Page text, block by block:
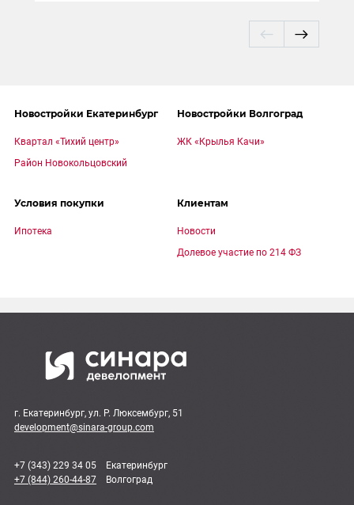
Новостройки Екатеринбург
Квартал «Тихий центр»
Район Новокольцовский
Новостройки Волгоград
ЖК «Крылья Качи»
Условия покупки
Ипотека
Клиентам
Новости
Долевое участие по 214 ФЗ
г. Екатеринбург, ул. Р. Люксембург, 51
development@sinara-group.com
+7 (343) 229 34 05 Екатеринбург
+7 (844) 260-44-87 Волгоград